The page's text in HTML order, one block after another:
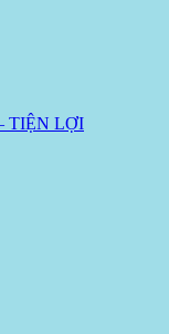
TIỆN LỢI